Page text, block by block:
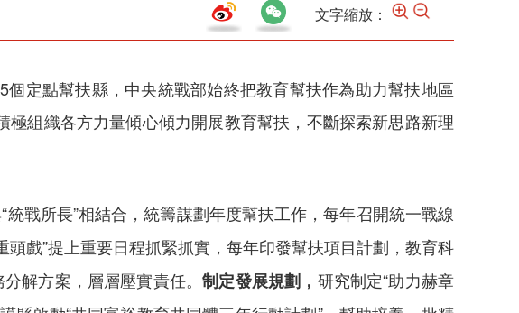
文字縮放：
定點幫扶縣，中央統戰部始終把教育幫扶作為助力幫扶地區
組織各方力量傾心傾力開展教育幫扶，不斷探索新思路新理
戰所長”相結合，統籌謀劃年度幫扶工作，每年召開統一戰線
頭戲”提上重要日程抓緊抓實，每年印發幫扶項目計劃，教育科
解方案，層層壓實責任。制定發展規劃， 研究制定“助力赫章